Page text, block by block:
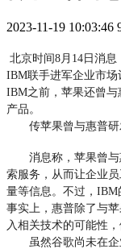
2023-11-19 10:03:46
北京时间8月14日消息
IBM联手进军企业市
IBM之前，苹果还曾与
产品。
传苹果曾与惠普研
消息称，苹果曾与
索服务，从而让企业
量等信息。不过，IBM
事实上，惠普除了与
入相关技术的可能性，
虽然谷歌尚未在企